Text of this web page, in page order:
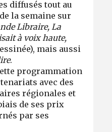
diffusés tout au
la semaine sur
Libraire, La
à voix haute,
mais aussi
.
programmation
avec des
régionales et
de ses prix
par ses